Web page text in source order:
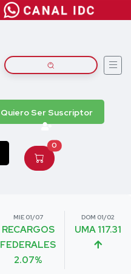
Quiero Ser Suscriptor
0
MIE 01/07
RECARGOS
FEDERALES
2.07%
DOM 01/02
UMA 117.31